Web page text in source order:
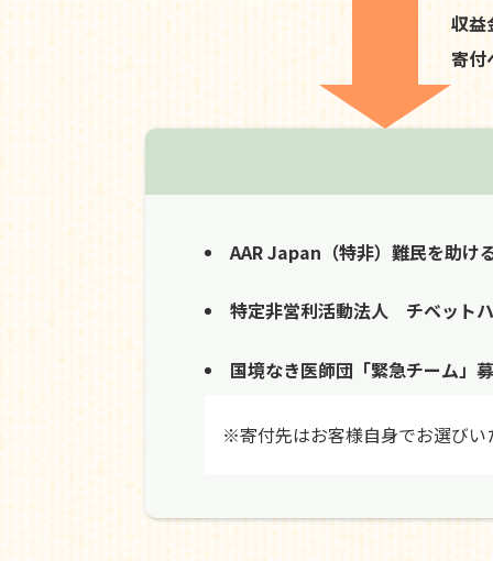
収益
寄付
AAR Japan（特非）難民を助け
特定非営利活動法人 チベット
国境なき医師団「緊急チーム」
※寄付先はお客様自身でお選びい